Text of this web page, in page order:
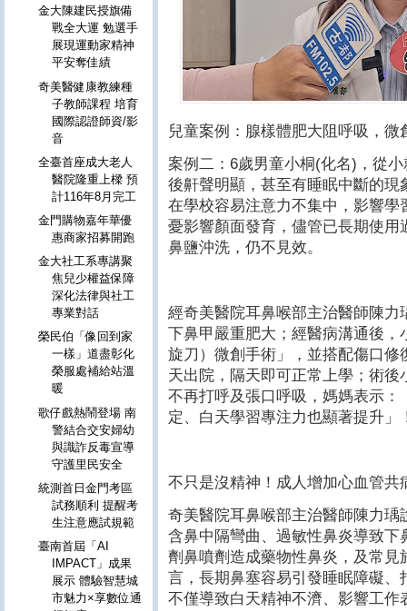
兒童案例：腺樣體肥大阻呼吸，
案例二：6歲男童小桐(化名)，從
後鼾聲明顯，甚至有睡眠中斷的
在學校容易注意力不集中，影響
憂影響顏面發育，儘管已長期使
鼻鹽沖洗，仍不見效。
經奇美醫院耳鼻喉部主治醫師陳
下鼻甲嚴重肥大；經醫病溝通後
旋刀）微創手術」，並搭配傷口
天出院，隔天即可正常上學；術
不再打呼及張口呼吸，媽媽表示
定、白天學習專注力也顯著提升」
不只是沒精神！成人增加心血管
奇美醫院耳鼻喉部主治醫師陳力
含鼻中隔彎曲、過敏性鼻炎導致
劑鼻噴劑造成藥物性鼻炎，及常
言，長期鼻塞容易引發睡眠障礙
不僅導致白天精神不濟、影響工
金大陳建民授旗備
戰全大運 勉選手
展現運動家精神
平安奪佳績
奇美醫健康教練種
子教師課程 培育
國際認證師資/影
音
全臺首座成大老人
醫院隆重上樑 預
計116年8月完工
金門購物嘉年華優
惠商家招募開跑
金大社工系專講聚
焦兒少權益保障
深化法律與社工
專業對話
榮民伯「像回到家
一樣」道盡彰化
榮服處補給站溫
暖
歌仔戲熱鬧登場 南
警結合交安婦幼
與識詐反毒宣導
守護里民安全
統測首日金門考區
試務順利 提醒考
生注意應試規範
臺南首屆「AI
IMPACT」成果
展示 體驗智慧城
市魅力×享數位通